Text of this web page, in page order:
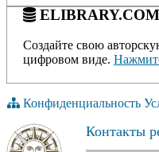
Создайте свою
цифровом виде.
Конфиденциальность
Контакты